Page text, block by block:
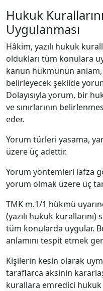
Hukuk
Uygulanması
Hâkim, yazılı hukuk
oldukları tüm konulara
kanun hükmünün anlam,
belirleyecek şekilde
Dolayısıyla yorum, bir
ve sınırlarının
eder.
Yorum türleri yasama,
üzere üç adettir.
Yorum yöntemleri lafza
yorum olmak üzere üç
TMK m.1/1 hükmü
(yazılı hukuk
tüm konularda uygular.
anlamını tespit etmek
Kişilerin kesin olarak
taraflarca aksinin
kurallara emredici hukuk